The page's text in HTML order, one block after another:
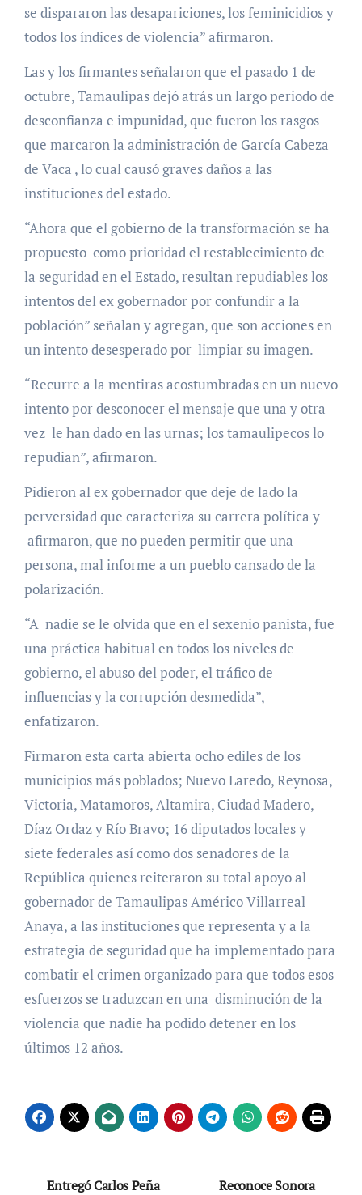
se dispararon las desapariciones, los feminicidios y
todos los índices de violencia” afirmaron.
Las y los firmantes señalaron que el pasado 1 de
octubre, Tamaulipas dejó atrás un largo periodo de
desconfianza e impunidad, que fueron los rasgos
que marcaron la administración de García Cabeza
de Vaca , lo cual causó graves daños a las
instituciones del estado.
“Ahora que el gobierno de la transformación se ha
propuesto como prioridad el restablecimiento de
la seguridad en el Estado, resultan repudiables los
intentos del ex gobernador por confundir a la
población” señalan y agregan, que son acciones en
un intento desesperado por limpiar su imagen.
“Recurre a la mentiras acostumbradas en un nuevo
intento por desconocer el mensaje que una y otra
vez le han dado en las urnas; los tamaulipecos lo
repudian”, afirmaron.
Pidieron al ex gobernador que deje de lado la
perversidad que caracteriza su carrera política y
afirmaron, que no pueden permitir que una
persona, mal informe a un pueblo cansado de la
polarización.
“A nadie se le olvida que en el sexenio panista, fue
una práctica habitual en todos los niveles de
gobierno, el abuso del poder, el tráfico de
influencias y la corrupción desmedida”,
enfatizaron.
Firmaron esta carta abierta ocho ediles de los
municipios más poblados; Nuevo Laredo, Reynosa,
Victoria, Matamoros, Altamira, Ciudad Madero,
Díaz Ordaz y Río Bravo; 16 diputados locales y
siete federales así como dos senadores de la
República quienes reiteraron su total apoyo al
gobernador de Tamaulipas Américo Villarreal
Anaya, a las instituciones que representa y a la
estrategia de seguridad que ha implementado para
combatir el crimen organizado para que todos esos
esfuerzos se traduzcan en una disminución de la
violencia que nadie ha podido detener en los
últimos 12 años.
Navegación
Entregó Carlos Peña
Reconoce Sonora